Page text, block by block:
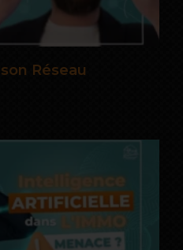
Réseau